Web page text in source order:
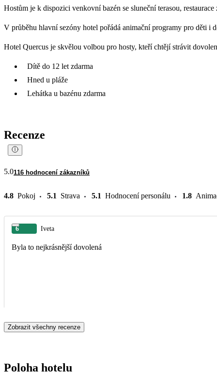
Hostům je k dispozici venkovní bazén se sluneční terasou,
V průběhu hlavní sezóny hotel pořádá animační programy pro děti i
Hotel Quercus je skvělou volbou pro hosty, kteří chtějí strávit
Dítě do 12 let zdarma
Hned u pláže
Lehátka u bazénu zdarma
Recenze
5.0116 hodnocení zákazníků
4.8 Pokoj 5.1 Strava 5.1 Hodnocení personálu 1.8
6 Iveta
Byla to nejkrásnější dovolená
Zobrazit všechny recenze
Poloha hotelu